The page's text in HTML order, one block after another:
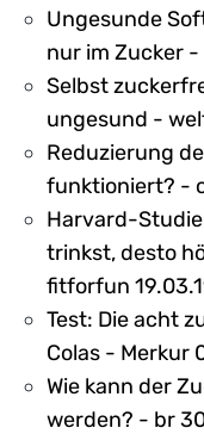
Ungesunde
nur im Zucker
Selbst
ungesund -
Reduzierung
funktioniert? -
Harvard-
trinkst, desto
fitforfun
Test: Die acht
Colas - Merkur
Wie kann der
werden? - br